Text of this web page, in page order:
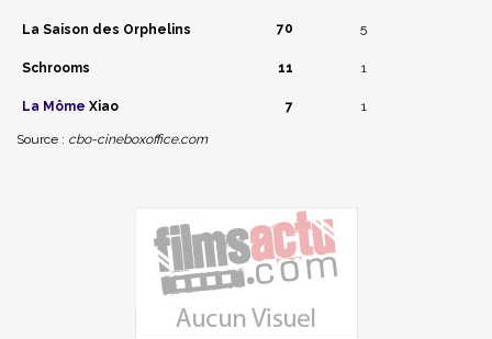
La Saison des Orphelins 70 5
Schrooms 11 1
La Môme Xiao 7 1
Source : cbo-cineboxoffice.com